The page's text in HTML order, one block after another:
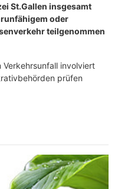
St.Gallen insgesamt
oder
teilgenommen
Verkehrsunfall involviert
prüfen